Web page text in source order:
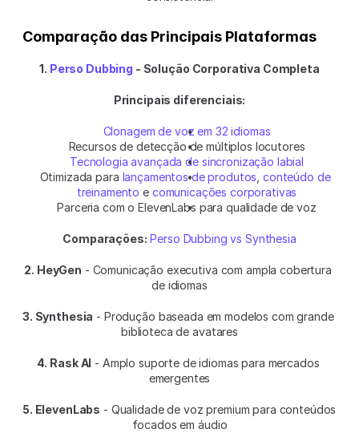
Comparação das Principais Plataformas
1. Perso Dubbing - Solução Corporativa Completa
Principais diferenciais:
Clonagem de voz em 32 idiomas
Recursos de detecção de múltiplos locutores
Tecnologia avançada de sincronização labial
Otimizada para lançamentos de produtos , conteúdo de
treinamento e comunicações corporativas
Parceria com o ElevenLabs para qualidade de voz
Comparações: Perso Dubbing vs Synthesia
2. HeyGen - Comunicação executiva com ampla cobertura
de idiomas
3. Synthesia - Produção baseada em modelos com grande
biblioteca de avatares
4. Rask AI - Amplo suporte de idiomas para mercados
emergentes
5. ElevenLabs - Qualidade de voz premium para conteúdos
focados em áudio